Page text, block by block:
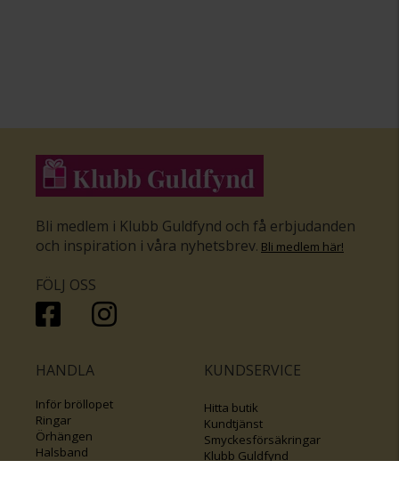
Bli medlem i Klubb Guldfynd och få erbjudanden
och inspiration i våra nyhetsbrev. Bli medlem här!
FÖLJ OSS
HANDLA
Inför bröllopet
Ringar
Örhängen
Halsband
KUNDSERVICE
Hitta butik
Kundtjänst
Smyckesförsäkringar
Klubb Guldfynd